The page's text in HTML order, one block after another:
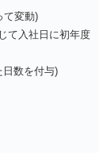
変動)
て入社日に初年度
日数を付与)